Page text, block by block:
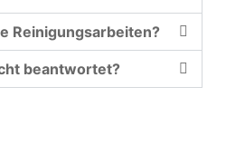
Reinigungsarbeiten?
beantwortet?